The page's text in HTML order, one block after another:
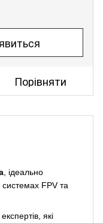
Порівняти
, ідеально
системах FPV та
які